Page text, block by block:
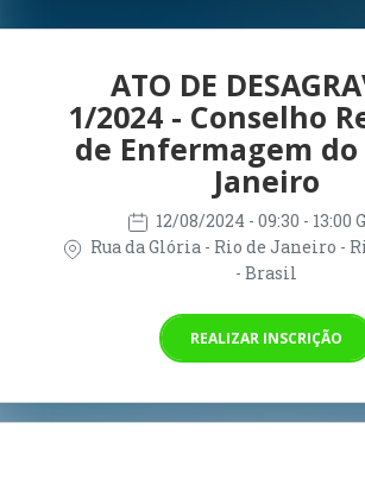
ATO DE
1/2024 - Conselho
de Enfermagem do
Janeiro
12/08/2024 - 09:30 - 13:00
Rua da Glória - Rio de Janeiro -
- Brasil
REALIZAR INSCRIÇÃO